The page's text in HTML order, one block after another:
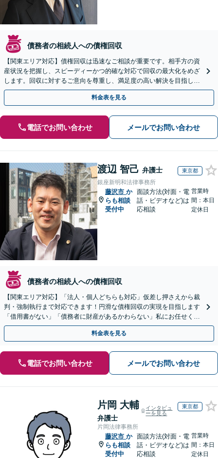
債務者の相続人への債権回収
【関東エリア対応】債権回収は迅速なご相談が重要です。相手方の資
産状況を把握し、スピーディーかつ的確な対応で回収の最大化をめざ
します。回収に対するご意向を尊重し、満足度の高い解決を目指しま
す【休日・夜間相談対応】
料金表を見る
電話でお問い合わせ メールでお問い合わせ
渡辺 智己 弁護士 東京都
銀座新明和法律事務所
藤沢市 か
らも相談
受付中
面談方法(対面・電
話・ビデオなど)は
応相談
営業時
間：本日
定休日
債務者の相続人への債権回収
【関東エリア対応】「法人・個人どちらも対応」仮差し押さえから裁
判・強制執行まで対応できます！円滑な債権回収の実現を目指します
「借用書がない」「債務者に財産があるかわらない」私にお任せくだ
さい！【分割払いあり】【休日・夜間相談可】
料金表を見る
電話でお問い合わせ メールでお問い合わせ
片岡 大輔
弁護士
インタビュ
ーを見る
東京都
片岡法律事務所
藤沢市 か
らも相談
受付中
面談方法(対面・電
話・ビデオなど)は
応相談
営業時
間：本日
定休日